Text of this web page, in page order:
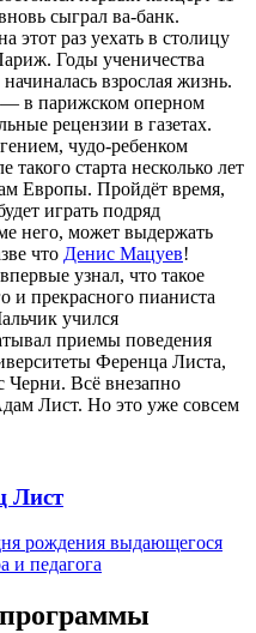
сыграл ва-банк.
этот раз уехать в столицу
Годы ученичества
взрослая жизнь.
в парижском оперном
рецензии в газетах.
чудо-ребенком
старта несколько лет
Европы. Пройдёт время,
играть подряд
него, может выдержать
что Денис Мацуев!
узнал, что такое
и прекрасного пианиста
учился
приемы поведения
Ференца Листа,
Черни. Всё внезапно
Лист. Но это уже совсем
Лист
рождения выдающегося
и педагога